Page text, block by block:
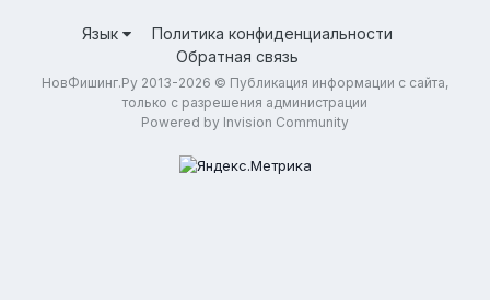
Язык
Политика конфиденциальности
Обратная связь
НовФишинг.Ру 2013-2026 © Публикация информации с сайта,
только с разрешения администрации
Powered by Invision Community